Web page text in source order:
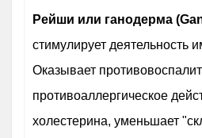
Рейши или ганодерма
стимулирует деятельность
Оказывает
противоаллергическое
холестерина, уменьшает